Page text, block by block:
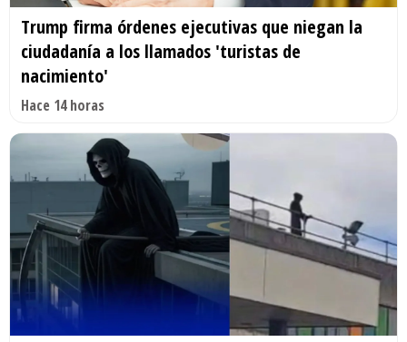
Trump firma órdenes ejecutivas que niegan la
ciudadanía a los llamados 'turistas de
nacimiento'
Hace 14 horas